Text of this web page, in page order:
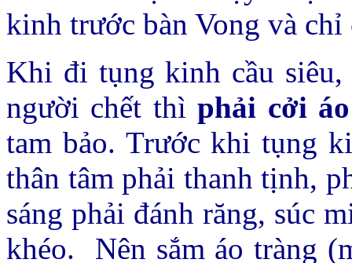
kinh trước bàn Vong và
Khi đi tụng kinh cầu
người chết thìphải cởi
tam bảo. Trước khi tụng
thân tâm phải thanh tịnh,
sáng phải đánh răng, súc
khéo.
Nên sắm áo tràng